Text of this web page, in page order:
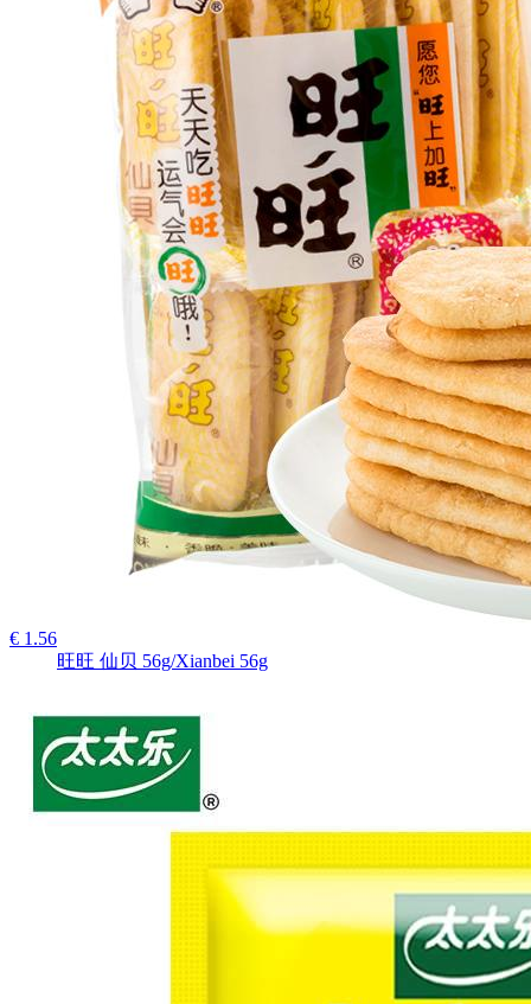
€ 1.56
旺旺 仙贝 56g/Xianbei 56g